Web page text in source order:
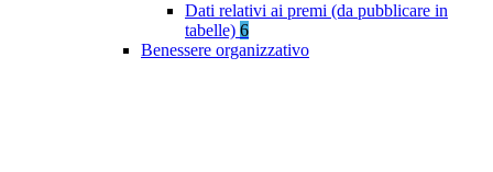
Dati relativi ai premi (da pubblicare in
tabelle) 6
Benessere organizzativo